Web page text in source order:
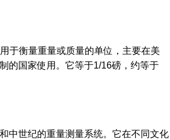
于衡量重量或质量的单位，主要在美
的国家使用。它等于1/16磅，约等于
中世纪的重量测量系统。它在不同文化